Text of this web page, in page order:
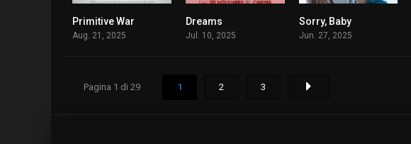
Primitive War
Aug. 21, 2025
Dreams
Jul. 10, 2025
Sorry, Baby
Jun. 27, 2025
Pagina 1 di 29 1 2 3